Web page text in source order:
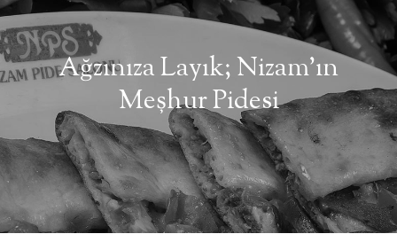
Ağzınıza Layık; Nizam’ın
Meşhur Pidesi